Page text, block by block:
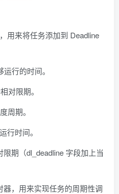
用来将任务添加到 Deadline
行的时间。
对限期。
周期。
行时间。
限期（dl_deadline 字段加上当
器，用来实现任务的周期性调